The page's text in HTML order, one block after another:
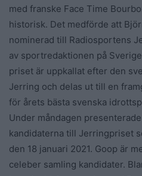
med franske Face Time
historisk. Det medförde att
nominerad till Radiosportens
av sportredaktionen på
priset är uppkallat efter den
Jerring och delas ut till en
för årets bästa svenska
Under måndagen
kandidaterna till Jerringpriset
den 18 januari 2021. Goop är
celeber samling kandidater.